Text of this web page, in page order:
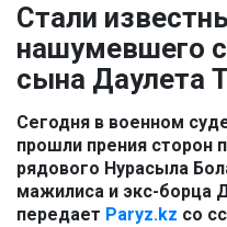
Стали
нашумевшего
сына Даулета
Сегодня в военном
прошли прения сторон
рядового Нурасыла
мажилиса и экс-борца
передает Paryz.kz со